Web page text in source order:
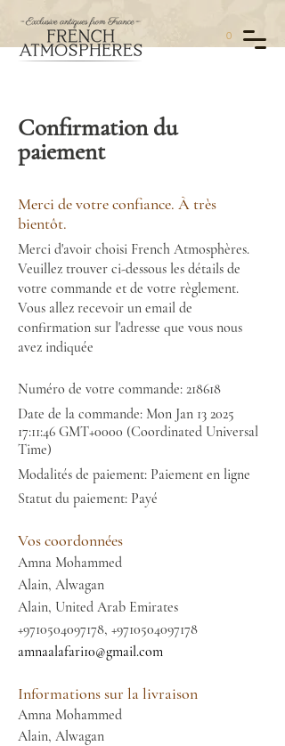
0
Confirmation du
paiement
Merci de votre confiance. À très
bientôt.
Merci d'avoir choisi French Atmosphères.
Veuillez trouver ci-dessous les détails de
votre commande et de votre règlement.
Vous allez recevoir un email de
confirmation sur l'adresse que vous nous
avez indiquée
Numéro de votre commande: 218618
Date de la commande: Mon Jan 13 2025
17:11:46 GMT+0000 (Coordinated Universal
Time)
Modalités de paiement: Paiement en ligne
Statut du paiement: Payé
Vos coordonnées
Amna Mohammed
Alain, Alwagan
Alain, United Arab Emirates
+9710504097178, +9710504097178
amnaalafari10@gmail.com
Informations sur la livraison
Amna Mohammed
Alain, Alwagan